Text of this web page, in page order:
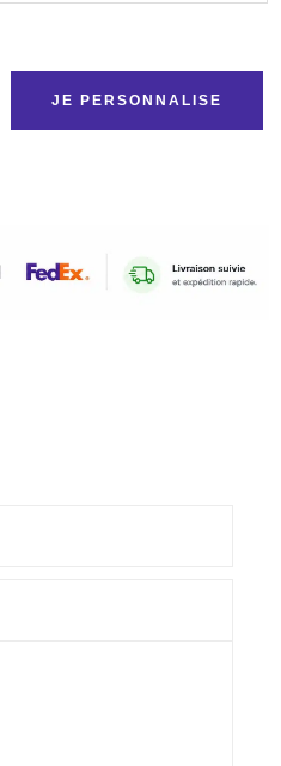
JE PERSONNALISE